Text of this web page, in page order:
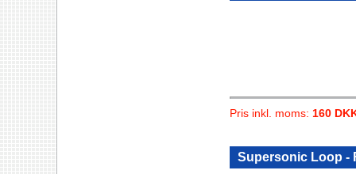
Pris inkl. moms: 160
Supersonic Loop -